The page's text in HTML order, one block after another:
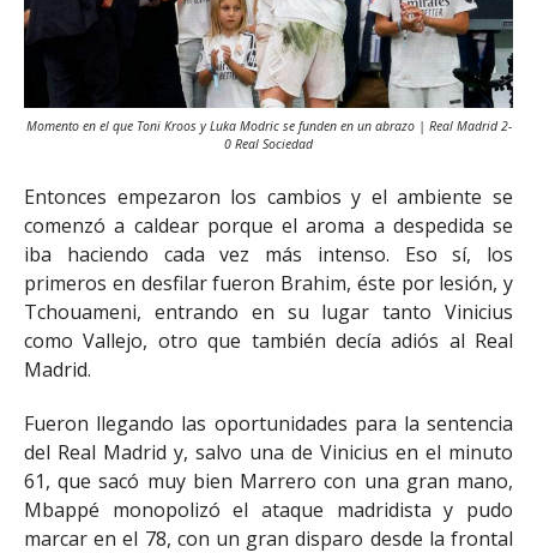
Momento en el que Toni Kroos y Luka Modric se funden en un abrazo | Real Madrid 2-
0 Real Sociedad
Entonces empezaron los cambios y el ambiente se
comenzó a caldear porque el aroma a despedida se
iba haciendo cada vez más intenso. Eso sí, los
primeros en desfilar fueron Brahim, éste por lesión, y
Tchouameni, entrando en su lugar tanto Vinicius
como Vallejo, otro que también decía adiós al Real
Madrid.
Fueron llegando las oportunidades para la sentencia
del Real Madrid y, salvo una de Vinicius en el minuto
61, que sacó muy bien Marrero con una gran mano,
Mbappé monopolizó el ataque madridista y pudo
marcar en el 78, con un gran disparo desde la frontal